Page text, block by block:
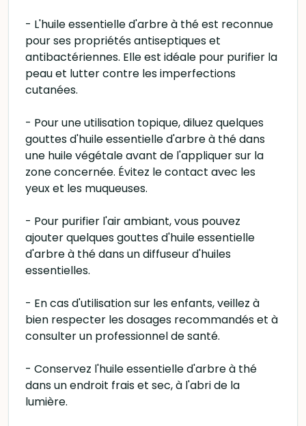
- L'huile essentielle d'arbre à thé est reconnue
pour ses propriétés antiseptiques et
antibactériennes. Elle est idéale pour purifier la
peau et lutter contre les imperfections
cutanées.
- Pour une utilisation topique, diluez quelques
gouttes d'huile essentielle d'arbre à thé dans
une huile végétale avant de l'appliquer sur la
zone concernée. Évitez le contact avec les
yeux et les muqueuses.
- Pour purifier l'air ambiant, vous pouvez
ajouter quelques gouttes d'huile essentielle
d'arbre à thé dans un diffuseur d'huiles
essentielles.
- En cas d'utilisation sur les enfants, veillez à
bien respecter les dosages recommandés et à
consulter un professionnel de santé.
- Conservez l'huile essentielle d'arbre à thé
dans un endroit frais et sec, à l'abri de la
lumière.